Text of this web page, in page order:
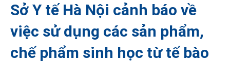
Sở Y tế Hà Nội cảnh báo về
việc sử dụng các sản phẩm,
chế phẩm sinh học từ tế bào